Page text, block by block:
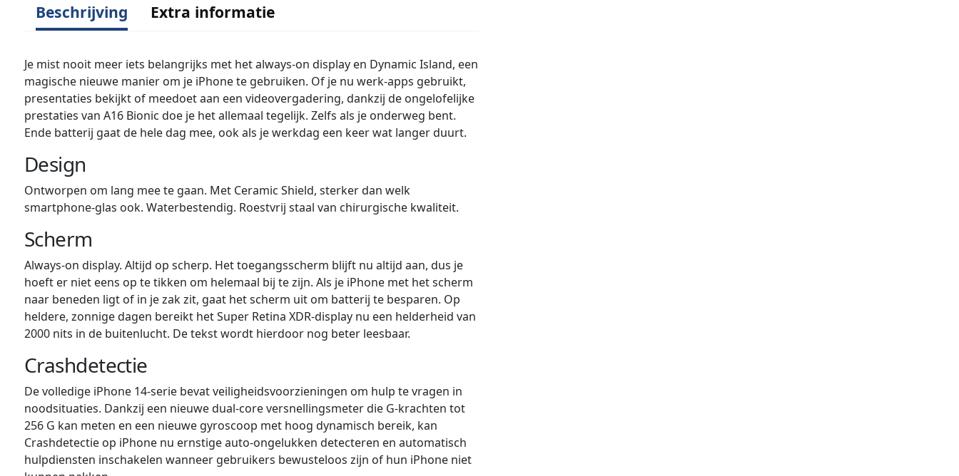
Beschrijving Extra informatie
Je mist nooit meer iets belangrijks met het always-on display en Dynamic Island, een
magische nieuwe manier om je iPhone te gebruiken. Of je nu werk-apps gebruikt,
presentaties bekijkt of meedoet aan een videovergadering, dankzij de ongelofelijke
prestaties van A16 Bionic doe je het allemaal tegelijk. Zelfs als je onderweg bent.
Ende batterij gaat de hele dag mee, ook als je werkdag een keer wat langer duurt.
Design
Ontworpen om lang mee te gaan. Met Ceramic Shield, sterker dan welk
smartphone-glas ook. Waterbestendig. Roestvrij staal van chirurgische kwaliteit.
Scherm
Always‑on display. Altijd op scherp. Het toegangsscherm blijft nu altijd aan, dus je
hoeft er niet eens op te tikken om helemaal bij te zijn. Als je iPhone met het scherm
naar beneden ligt of in je zak zit, gaat het scherm uit om batterij te besparen. Op
heldere, zonnige dagen bereikt het Super Retina XDR-display nu een helderheid van
2000 nits in de buitenlucht. De tekst wordt hierdoor nog beter leesbaar.
Crash­detectie
De volledige iPhone 14-serie bevat veiligheidsvoorzieningen om hulp te vragen in
noodsituaties. Dankzij een nieuwe dual-core versnellingsmeter die G-krachten tot
256 G kan meten en een nieuwe gyroscoop met hoog dynamisch bereik, kan
Crashdetectie op iPhone nu ernstige auto-ongelukken detecteren en automatisch
hulpdiensten inschakelen wanneer gebruikers bewusteloos zijn of hun iPhone niet